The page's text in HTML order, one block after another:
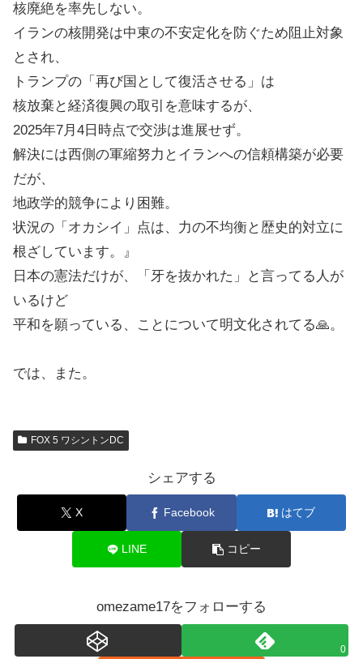
核廃絶を率先しない。
イランの核開発は中東の不安定化を防ぐため阻止対象
とされ、
トランプの「再び国として復活させる」は
核放棄と経済復興の取引を意味するが、
2025年7月4日時点で交渉は進展せず。
解決には西側の軍縮努力とイランへの信頼構築が必要
だが、
地政学的競争により困難。
状況の「オカシイ」点は、力の不均衡と歴史的対立に
根ざしています。』
日本の憲法だけが、「牙を抜かれた」と言ってる人が
いるけど
平和を願っている、ことについて明文化されてる🙏。
では、また。
FOX 5 ワシントンDC
シェアする
X Facebook はてブ
LINE コピー
omezame17をフォローする
0